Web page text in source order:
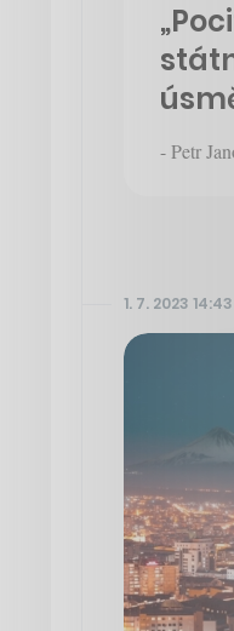
- Petr
1. 7. 2023 14:43